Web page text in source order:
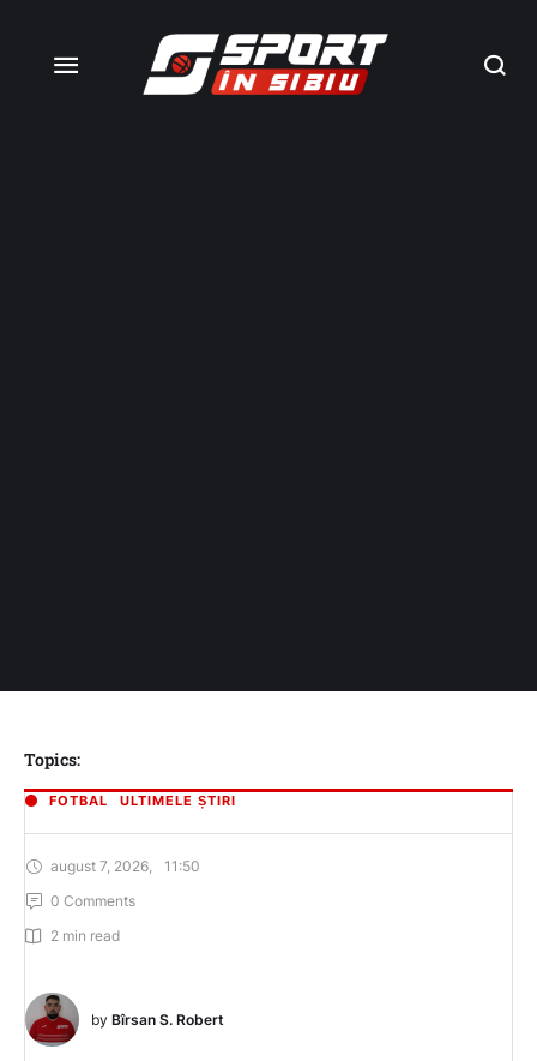
Topics:
FOTBAL ULTIMELE ȘTIRI
august 7, 2026
11:50
0 Comments
2 min read
by Bîrsan S. Robert